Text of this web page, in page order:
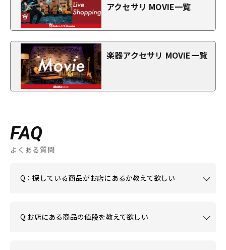
アクセサリ MOVIE一覧
楽器アクセサリ MOVIE一覧
FAQ
よくある質問
Q：探している商品がお店にあるか教えて欲しい
Q:お店にある商品の値段を教えて欲しい